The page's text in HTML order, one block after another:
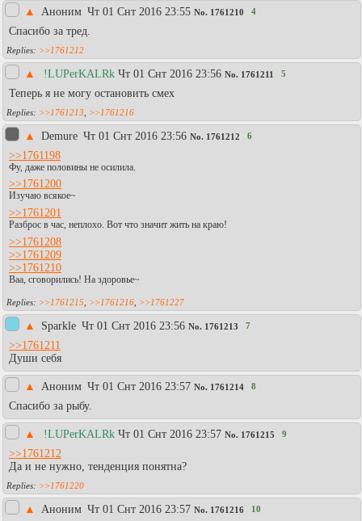
▲ Аноним Чт 01 Снт 2016 23:55 No. 1761210 4
Спасибо за тред.
>>1761212
▲ !LUPerKALRk Чт 01 Снт 2016 23:56 No. 1761211 5
Теперь я не могу остановить смех
>>1761213 >>1761216
▲ Demure Чт 01 Снт 2016 23:56 No. 1761212 6
>>1761198
Фу, даже половины не осилила.
>>1761200
Изучаю всякое~
>>1761201
Разброс в час, неплохо. Вот что значит жить на краю!
>>1761208
>>1761209
>>1761210
Ваа, сговорились! На здоровье~
>>1761215, >>1761216, >>1761227
▲ Sparkle Чт 01 Снт 2016 23:56 No. 1761213 7
>>1761211
Души себя
▲ Аноним Чт 01 Снт 2016 23:57 No. 1761214 8
Cпасибо за рыбу.
▲ !LUPerKALRk Чт 01 Снт 2016 23:57 No. 1761215 9
>>1761212
Да и не нужно, тенденция понятна?
>>1761220
▲ Аноним Чт 01 Снт 2016 23:57 No. 1761216 10